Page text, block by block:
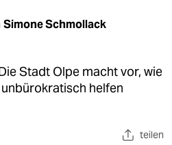
Simone Schmollack
Stadt Olpe macht vor, wie
helfen
teilen